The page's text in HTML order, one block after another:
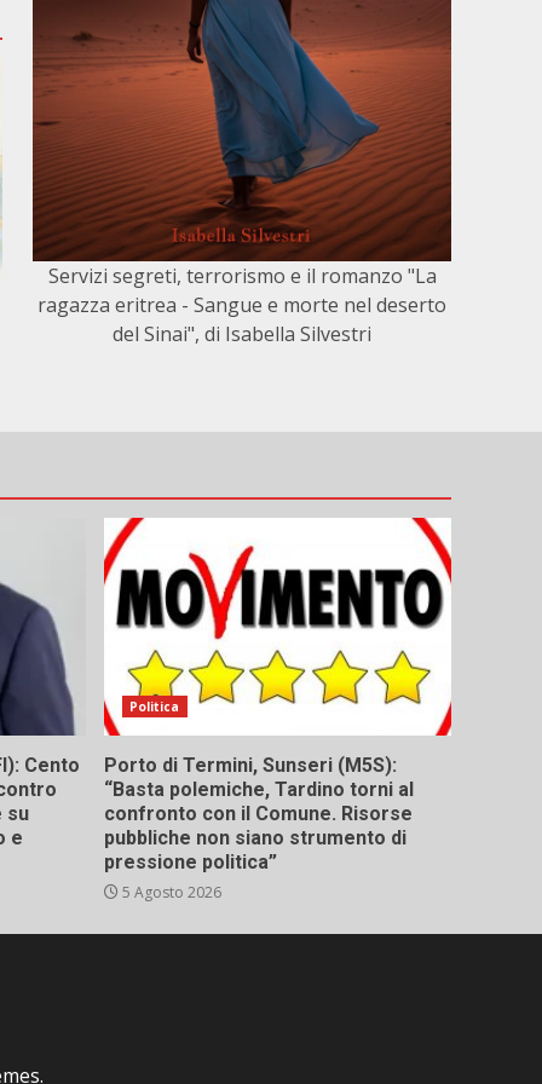
Servizi segreti, terrorismo e il romanzo "La
ragazza eritrea - Sangue e morte nel deserto
del Sinai", di Isabella Silvestri
Cento
su
e
Politica
Porto di Termini, Sunseri (M5S):
“Basta polemiche, Tardino torni al
confronto con il Comune. Risorse
pubbliche non siano strumento di
pressione politica”
5 Agosto 2026